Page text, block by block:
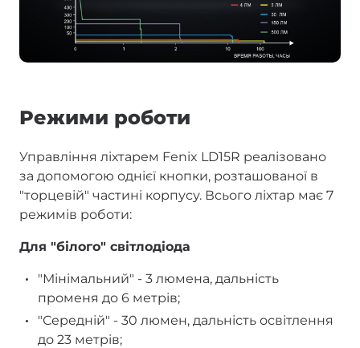
Режими роботи
Управління ліхтарем Fenix LD15R реалізовано
за допомогою однієї кнопки, розташованої в
"торцевій" частині корпусу. Всього ліхтар має 7
режимів роботи:
Для "білого" світлодіода
"Мінімальний" - 3 люмена, дальність
променя до 6 метрів;
"Середній" - 30 люмен, дальність освітлення
до 23 метрів;